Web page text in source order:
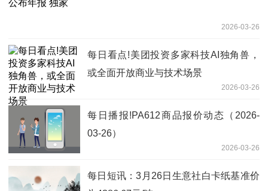
2026-03-26
每日看点!美团投资多家科技AI独角兽，
或全面开放商业与技术场景
2026-03-26
每日播报!PA612商品报价动态（2026-
03-26）
2026-03-26
每日短讯：3月26日生意社白卡纸基准价